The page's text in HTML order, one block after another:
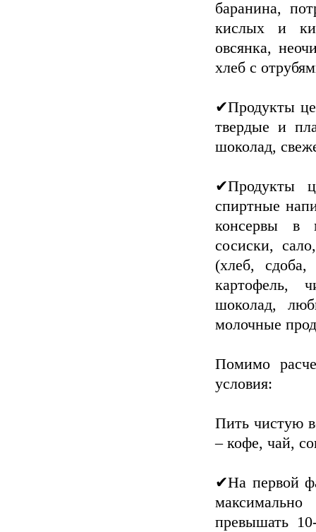
баранина,
кислых и
овсянка,
хлеб с
✔Продукты
твердые и
шоколад,
✔Продукты
спиртные
консервы в
сосиски,
(хлеб, сдоба,
картофель,
шоколад,
молочные
Помимо
условия:
Пить чистую
– кофе, чай,
✔На первой
превышать